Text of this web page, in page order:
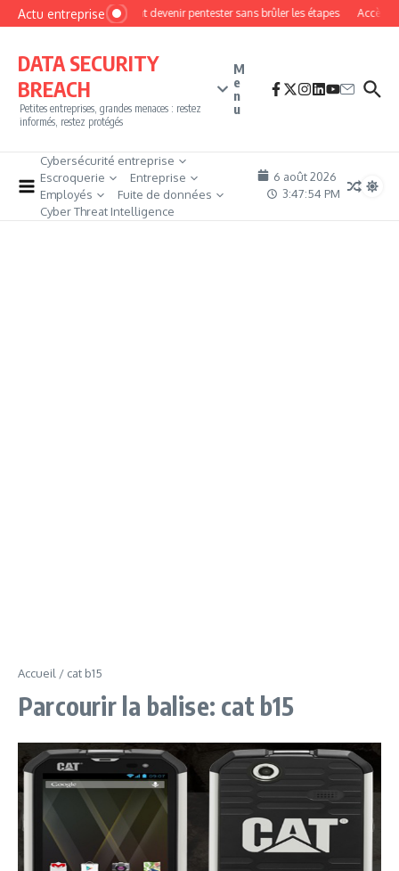
Aller au contenu
Actu entrepriseComment devenir pentester sans brûler les étapes Accès
DATA SECURITY
BREACH
Petites entreprises, grandes menaces : restez
informés, restez protégés
M
e
n
u
Cybersécurité entreprise
Escroquerie
Entreprise
Employés
Fuite de données
Cyber Threat Intelligence
6 août 2026
3:47:55 PM
Accueil / cat b15
Parcourir la balise: cat b15